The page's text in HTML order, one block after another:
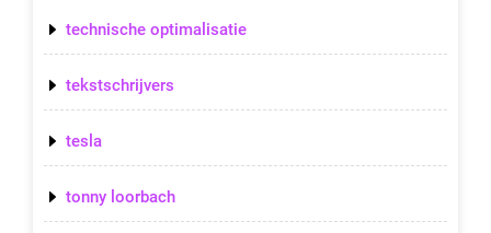
technische optimalisatie
tekstschrijvers
tesla
tonny loorbach